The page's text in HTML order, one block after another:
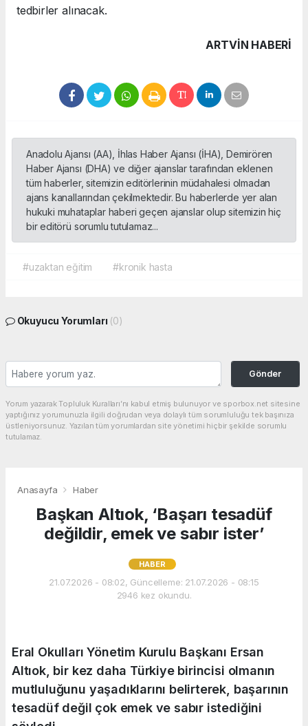
tedbirler alınacak.
ARTVIN HABERİ
Anadolu Ajansı (AA), İhlas Haber Ajansı (İHA), Demirören
Haber Ajansı (DHA) ve diğer ajanslar tarafından eklenen
tüm haberler, sitemizin editörlerinin müdahalesi olmadan
ajans kanallarından çekilmektedir. Bu haberlerde yer alan
hukuki muhataplar haberi geçen ajanslar olup sitemizin hiç
bir editörü sorumlu tutulamaz...
#uzaktan eğitim #kronik hasta
Okuyucu Yorumları (0)
Gönder
Yorum yazarak Topluluk Kuralları’nı kabul etmiş bulunuyor ve sporbox.net sitesine
yaptığınız yorumunuzla ilgili doğrudan veya dolaylı tüm sorumluluğu tek başınıza
üstleniyorsunuz. Yazılan tüm yorumlardan site yönetimi hiçbir şekilde sorumlu
tutulamaz.
Anasayfa Haber
Başkan Altıok, ‘Başarı tesadüf
değildir, emek ve sabır ister’
HABER
21.07.2026 - 08:02, Güncelleme: 21.07.2026 - 08:15
2946 kez okundu.
Eral Okulları Yönetim Kurulu Başkanı Ersan
Altıok, bir kez daha Türkiye birincisi olmanın
mutluluğunu yaşadıklarını belirterek, başarının
tesadüf değil çok emek ve sabır istediğini